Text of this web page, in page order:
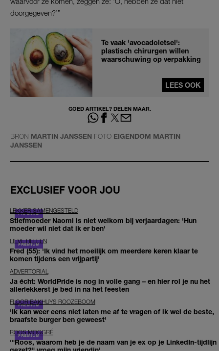
doorgegeven?’”
Te vaak 'avocadoletsel':
plastisch chirurgen willen
waarschuwing op verpakking
LEES OOK
GOED ARTIKEL? DELEN MAAR.
BRON MARTIN JANSSEN FOTO EIGENDOM MARTIN
JANSSEN
EXCLUSIEF VOOR JOU
LEKKER SAMENGESTELD
Stiefmoeder Naomi is niet welkom bij verjaardagen: 'Hun
moeder wil niet dat ik er ben'
LIEVE HELEEN
Fred (55): 'Ik vind het moeilijk om meerdere keren klaar te
komen tijdens een vrijpartij'
ADVERTORIAL
Ja écht: WorldPride is nog in volle gang – en hier rol je nu het
allerlekkerst je bed in na het feesten
FLOOR BAKHUYS ROOZEBOOM
'Ik kan weer eens niet laten me af te vragen of ik wel de beste,
braafste burger ben geweest'
ROOS MOGGRÉ
'"Roos, waarom heb je de naam van je ex op je LinkedIn-tijdlijn